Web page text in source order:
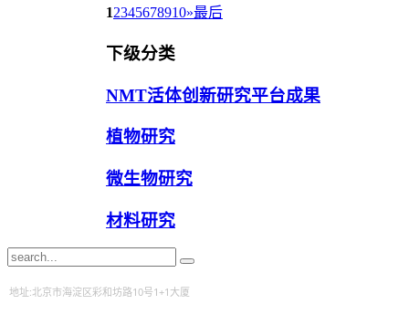
12345678910»最后
下级分类
NMT活体创新研究平台成果
植物研究
微生物研究
材料研究
地址:北京市海淀区彩和坊路10号1+1大厦